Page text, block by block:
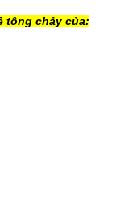
tông chảy của: